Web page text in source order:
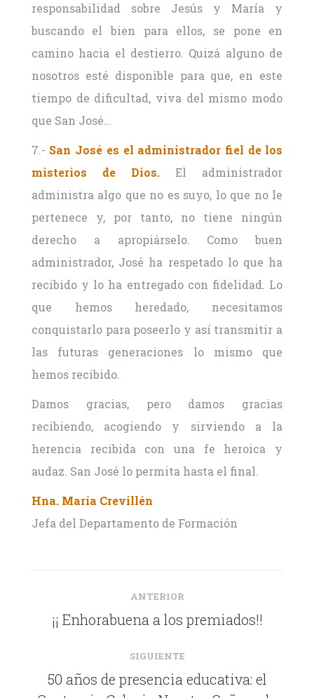
responsabilidad sobre Jesús y María y
buscando el bien para ellos, se pone en
camino hacia el destierro. Quizá alguno de
nosotros esté disponible para que, en este
tiempo de dificultad, viva del mismo modo
que San José…
7.- San José es el administrador fiel de los
misterios de Dios. El administrador
administra algo que no es suyo, lo que no le
pertenece y, por tanto, no tiene ningún
derecho a apropiárselo. Como buen
administrador, José ha respetado lo que ha
recibido y lo ha entregado con fidelidad. Lo
que hemos heredado, necesitamos
conquistarlo para poseerlo y así transmitir a
las futuras generaciones lo mismo que
hemos recibido.
Damos gracias, pero damos gracias
recibiendo, acogiendo y sirviendo a la
herencia recibida con una fe heroica y
audaz. San José lo permita hasta el final.
Hna. María Crevillén
Jefa del Departamento de Formación
publicaciones
ANTERIOR
PUBLICACIÓN
¡¡ Enhorabuena a los premiados!!
SIGUIENTE
50 años de presencia educativa: el